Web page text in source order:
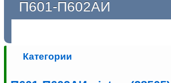
П601-П602АИ
Категории